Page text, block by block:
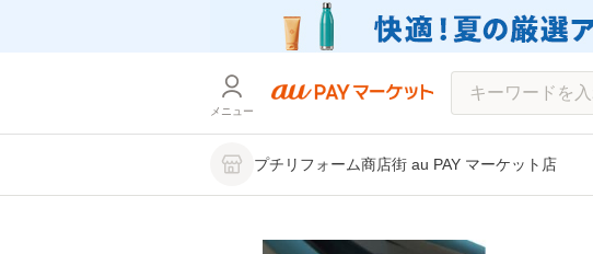
メニュー
プチリフォーム商店街 au PAY マーケット店